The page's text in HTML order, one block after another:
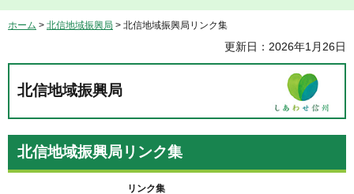
ホーム > 北信地域振興局 > 北信地域振興局リンク集
更新日：2026年1月26日
北信地域振興局
北信地域振興局リンク集
リンク集